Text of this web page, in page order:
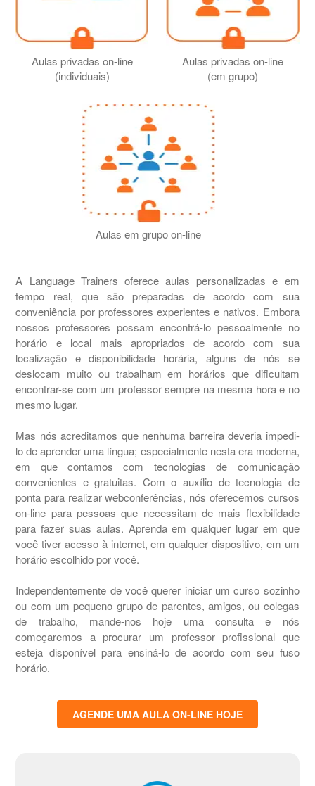
Aulas privadas on-line
(individuais)
Aulas privadas on-line
(em grupo)
Aulas em grupo on-line
A Language Trainers oferece aulas personalizadas e em
tempo real, que são preparadas de acordo com sua
conveniência por professores experientes e nativos. Embora
nossos professores possam encontrá-lo pessoalmente no
horário e local mais apropriados de acordo com sua
localização e disponibilidade horária, alguns de nós se
deslocam muito ou trabalham em horários que dificultam
encontrar-se com um professor sempre na mesma hora e no
mesmo lugar.
Mas nós acreditamos que nenhuma barreira deveria impedi-
lo de aprender uma língua; especialmente nesta era moderna,
em que contamos com tecnologias de comunicação
convenientes e gratuitas. Com o auxílio de tecnologia de
ponta para realizar webconferências, nós oferecemos cursos
on-line para pessoas que necessitam de mais flexibilidade
para fazer suas aulas. Aprenda em qualquer lugar em que
você tiver acesso à internet, em qualquer dispositivo, em um
horário escolhido por você.
Independentemente de você querer iniciar um curso sozinho
ou com um pequeno grupo de parentes, amigos, ou colegas
de trabalho, mande-nos hoje uma consulta e nós
começaremos a procurar um professor profissional que
esteja disponível para ensiná-lo de acordo com seu fuso
horário.
AGENDE UMA AULA ON-LINE HOJE